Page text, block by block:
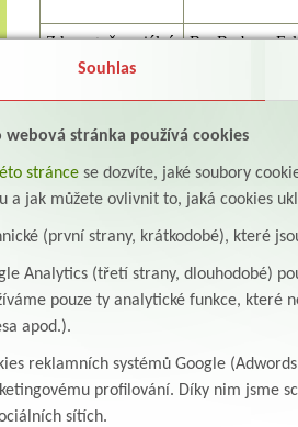
Zdravotně sociální
pracovnice
Bc. Barbora
Pozice Jméno
Sesterna/HD
Sesterna/I.
Staniční sestra
přízemí
Staniční sestra I.
patro
Zuzana
Souhlas
webová stránka používá cookies
stránce se dozvíte, jaké soubory
a jak můžete ovlivnit to, jaká cookies
(první strany, krátkodobé), které
Analytics (třetí strany, dlouhodobé)
pouze ty analytické funkce, které
apod.).
reklamních systémů Google
profilování. Díky nim jsme
sítích.